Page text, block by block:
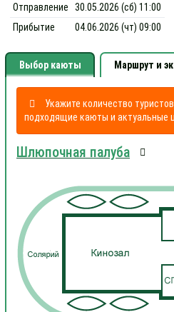
Отправление
30.05.2026 (сб) 11:00
Прибытие
04.06.2026 (чт) 09:00
Выбор каюты Маршрут и
Укажите количество
подходящие каюты и актуальные
Шлюпочная палуба